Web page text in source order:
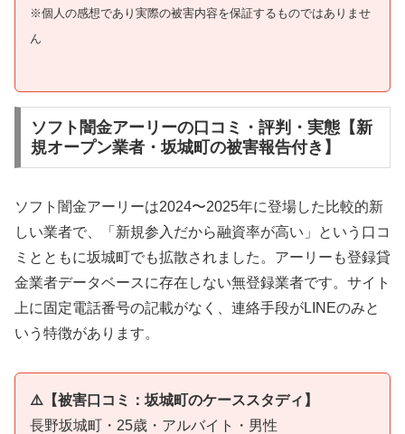
※個人の感想であり実際の被害内容を保証するものではありませ
ん
ソフト闇金アーリーの口コミ・評判・実態【新
規オープン業者・坂城町の被害報告付き】
ソフト闇金アーリーは2024〜2025年に登場した比較的新
しい業者で、「新規参入だから融資率が高い」という口コ
ミとともに坂城町でも拡散されました。アーリーも登録貸
金業者データベースに存在しない無登録業者です。サイト
上に固定電話番号の記載がなく、連絡手段がLINEのみと
いう特徴があります。
⚠️【被害口コミ：坂城町のケーススタディ】
長野坂城町・25歳・アルバイト・男性